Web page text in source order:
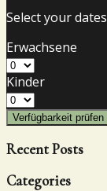
Select your
Erwachsene
Kinder
Verfügbarkeit prüfen
Recent Posts
Categories